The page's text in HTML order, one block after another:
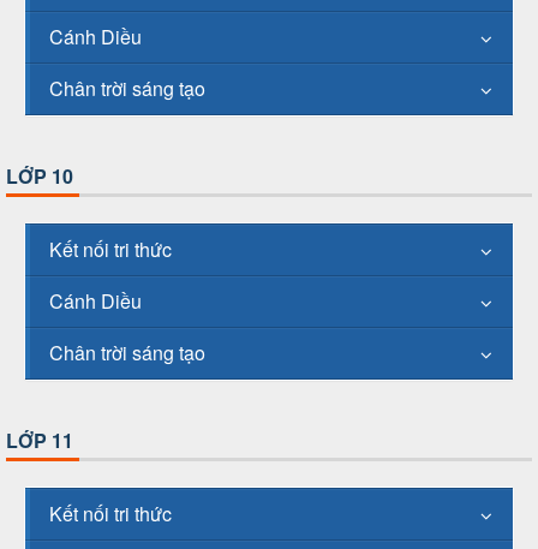
Cánh Diều
Chân trời sáng tạo
LỚP 10
Kết nối tri thức
Cánh Diều
Chân trời sáng tạo
LỚP 11
Kết nối tri thức